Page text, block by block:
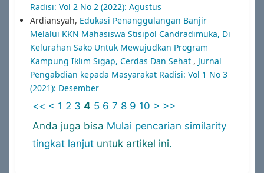
Radisi: Vol 2 No 2 (2022): Agustus
Ardiansyah, Edukasi Penanggulangan Banjir
Melalui KKN Mahasiswa Stisipol Candradimuka, Di
Kelurahan Sako Untuk Mewujudkan Program
Kampung Iklim Sigap, Cerdas Dan Sehat , Jurnal
Pengabdian kepada Masyarakat Radisi: Vol 1 No 3
(2021): Desember
<< < 1 2 3 4 5 6 7 8 9 10 > >>
Anda juga bisa Mulai pencarian similarity
tingkat lanjutuntuk artikel ini.